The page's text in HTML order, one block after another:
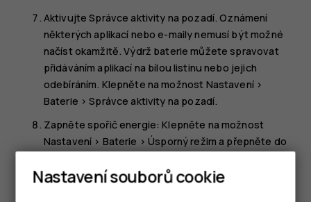
Aktivujte Správce aktivity na pozadí. Oznámení
některých aplikací nebo e-maily nemusí být možné
načíst okamžitě. Výdrž baterie můžete spravovat
přidáváním aplikací na bílou listinu nebo jejich
odebíráním. Klepněte na možnost Nastavení>
Baterie >Správce aktivity na pozadí.
Zapněte spořič energie: Klepněte na možnost
Nastavení > Baterie >Úsporný režim a přepněte do
Používejte služby pro určování polohy podle
Nastavení souborů cookie